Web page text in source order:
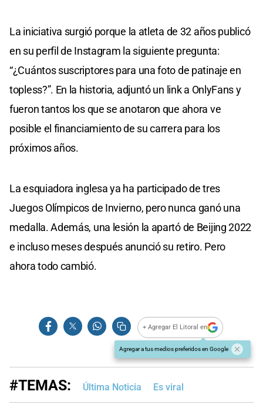
La iniciativa surgió porque la atleta de 32 años publicó
en su perfil de Instagram la siguiente pregunta:
“¿Cuántos suscriptores para una foto de patinaje en
topless?”. En la historia, adjuntó un link a OnlyFans y
fueron tantos los que se anotaron que ahora ve
posible el financiamiento de su carrera para los
próximos años.
La esquiadora inglesa ya ha participado de tres
Juegos Olímpicos de Invierno, pero nunca ganó una
medalla. Además, una lesión la apartó de Beijing 2022
e incluso meses después anunció su retiro. Pero
ahora todo cambió.
+ Agregar El Litoral en
Agregar a tus medios preferidos en Google
#TEMAS: Última Noticia Es viral